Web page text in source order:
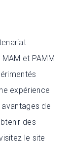
et PAMM
expérience
de
des
le site